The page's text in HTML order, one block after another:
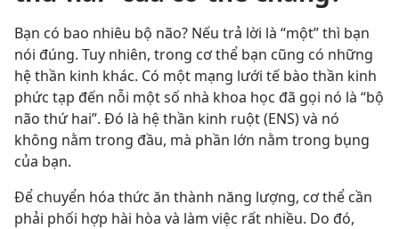
Bạn có bao nhiêu bộ não? Nếu trả lời là “một” thì bạn
nói đúng. Tuy nhiên, trong cơ thể bạn cũng có những
hệ thần kinh khác. Có một mạng lưới tế bào thần kinh
phức tạp đến nỗi một số nhà khoa học đã gọi nó là “bộ
não thứ hai”. Đó là hệ thần kinh ruột (ENS) và nó
không nằm trong đầu, mà phần lớn nằm trong bụng
của bạn.
Để chuyển hóa thức ăn thành năng lượng, cơ thể cần
phải phối hợp hài hòa và làm việc rất nhiều. Do đó,